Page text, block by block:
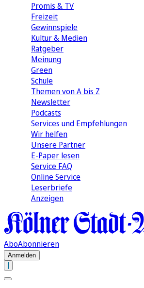
Promis & TV
Freizeit
Gewinnspiele
Kultur & Medien
Ratgeber
Meinung
Green
Schule
Themen von A bis Z
Newsletter
Podcasts
Services und Empfehlungen
Wir helfen
Unsere Partner
E-Paper lesen
Service FAQ
Online Service
Leserbriefe
Anzeigen
AboAbonnieren
Anmelden